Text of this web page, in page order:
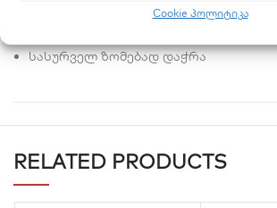
Cookie პოლიტიკა
სასურველ ზომებად დაჭრა
RELATED PRODUCTS